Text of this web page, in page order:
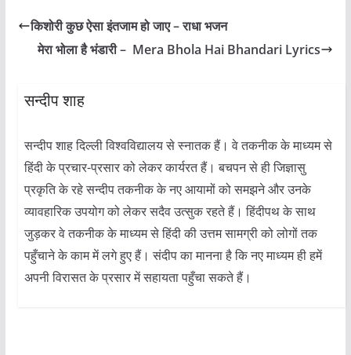
किशोरी कुछ ऐसा इंतजाम हो जाए – राधा भजन
मेरा भोला है भंडारी – Mera Bhola Hai Bhandari Lyrics
सन्दीप शाह
सन्दीप शाह दिल्ली विश्वविद्यालय से स्नातक हैं। वे तकनीक के माध्यम से
हिंदी के प्रचार-प्रसार को लेकर कार्यरत हैं। बचपन से ही जिज्ञासु
प्रकृति के रहे सन्दीप तकनीक के नए आयामों को समझने और उनके
व्यावहारिक उपयोग को लेकर सदैव उत्सुक रहते हैं। हिंदीपथ के साथ
जुड़कर वे तकनीक के माध्यम से हिंदी की उत्तम सामग्री को लोगों तक
पहुँचाने के काम में लगे हुए हैं। संदीप का मानना है कि नए माध्यम ही हमें
अपनी विरासत के प्रसार में सहायता पहुँचा सकते हैं।